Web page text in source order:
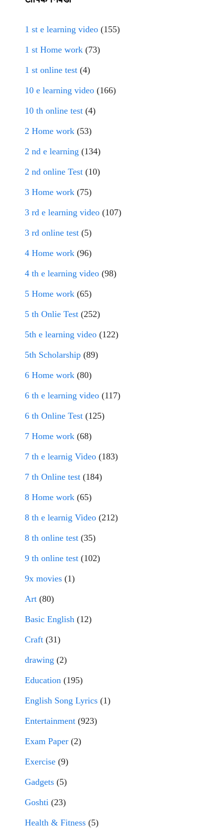
1 st e learning video (155)
1 st Home work (73)
1 st online test (4)
10 e learning video (166)
10 th online test (4)
2 Home work (53)
2 nd e learning (134)
2 nd online Test (10)
3 Home work (75)
3 rd e learning video (107)
3 rd online test (5)
4 Home work (96)
4 th e learning video (98)
5 Home work (65)
5 th Onlie Test (252)
5th e learning video (122)
5th Scholarship (89)
6 Home work (80)
6 th e learning video (117)
6 th Online Test (125)
7 Home work (68)
7 th e learnig Video (183)
7 th Online test (184)
8 Home work (65)
8 th e learnig Video (212)
8 th online test (35)
9 th online test (102)
9x movies (1)
Art (80)
Basic English (12)
Craft (31)
drawing (2)
Education (195)
English Song Lyrics (1)
Entertainment (923)
Exam Paper (2)
Exercise (9)
Gadgets (5)
Goshti (23)
Health & Fitness (5)